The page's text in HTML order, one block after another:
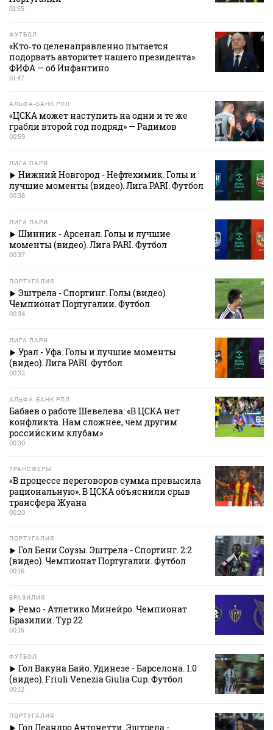
01:55
ФУТБОЛ
«Кто‑то целенаправленно пытается
подорвать авторитет нашего президента».
ФИФА — об Инфантино
01:47
АЛЬФА-БАНК РПЛ
«ЦСКА может наступить на одни и те же
грабли второй год подряд» — Радимов
00:59
ЛИГА ПАРИ
Нижний Новгород - Нефтехимик. Голы и
лучшие моменты (видео). Лига PARI. Футбол
00:38
ЛИГА ПАРИ
Шинник - Арсенал. Голы и лучшие
моменты (видео). Лига PARI. Футбол
00:37
ПОРТУГАЛИЯ
Эштрела - Спортинг. Голы (видео).
Чемпионат Португалии. Футбол
00:34
ЛИГА ПАРИ
Урал - Уфа. Голы и лучшие моменты
(видео). Лига PARI. Футбол
00:32
АЛЬФА-БАНК РПЛ
Бабаев о работе Шевелева: «В ЦСКА нет
конфликта. Нам сложнее, чем другим
российским клубам»
00:30
ТРАНСФЕРЫ
«В процессе переговоров сумма превысила
рациональную». В ЦСКА объяснили срыв
трансфера Жуана
00:20
ПОРТУГАЛИЯ
Гол Бени Соузы. Эштрела - Спортинг. 2:2
(видео). Чемпионат Португалии. Футбол
00:16
БРАЗИЛИЯ
Ремо - Атлетико Минейро. Чемпионат
Бразилии. Тур 22
00:15
ФУТБОЛ
Гол Вакуна Байо. Удинезе - Барселона. 1:0
(видео). Friuli Venezia Giulia Cup. Футбол
00:12
ПОРТУГАЛИЯ
Гол Леандро Антонетти. Эштрела -